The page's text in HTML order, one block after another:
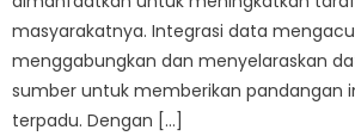
masyarakatnya. Integrasi data
menggabungkan dan menyelaraskan
sumber untuk memberikan pandangan
terpadu. Dengan […]